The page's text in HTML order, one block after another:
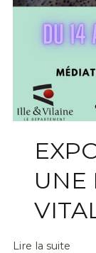
UNE
Lire la suite